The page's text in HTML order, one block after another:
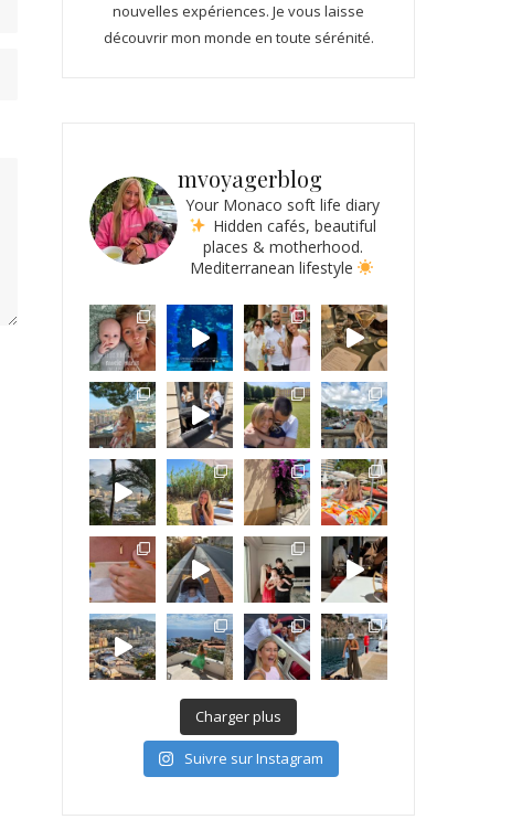
nouvelles expériences. Je vous laisse
découvrir mon monde en toute sérénité.
mvoyagerblog
Your Monaco soft life diary
Hidden cafés, beautiful
places & motherhood.
Mediterranean lifestyle
Charger plus
Suivre sur Instagram